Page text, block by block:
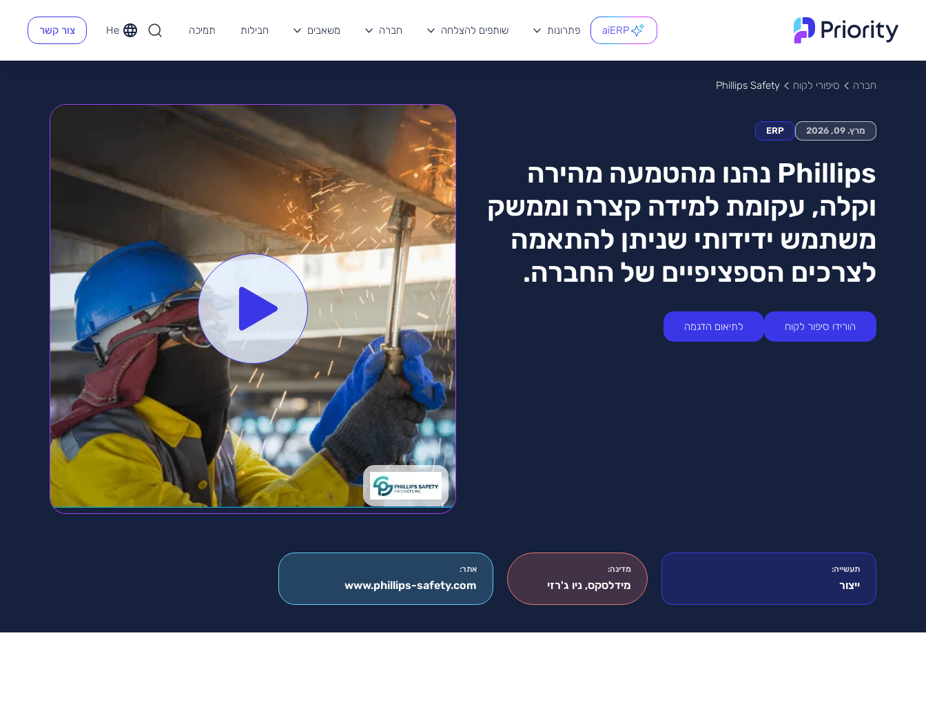
aiERP פתרונות שותפים להצלחה חברה משאבים חבילות תמיכה He צור קשר
חברה סיפורי לקוח Phillips Safety
מרץ. 09, 2026 ERP
Phillips נהנו מהטמעה מהירה
וקלה, עקומת למידה קצרה וממשק
משתמש ידידותי שניתן להתאמה
לצרכים הספציפיים של החברה.
הורידו סיפור לקוח לתיאום הדגמה
תעשייה:
ייצור
מדינה:
מידלסקס, ניו ג'רזי
אתר:
www.phillips-safety.com